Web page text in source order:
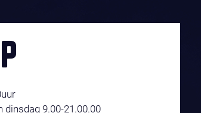
9.00-21.00.00